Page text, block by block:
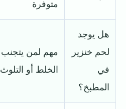
متوفرة
هل يوجد
لحم خنزير
في
المطبخ؟
مهم لمن يتجنب
الخلط أو التلوث